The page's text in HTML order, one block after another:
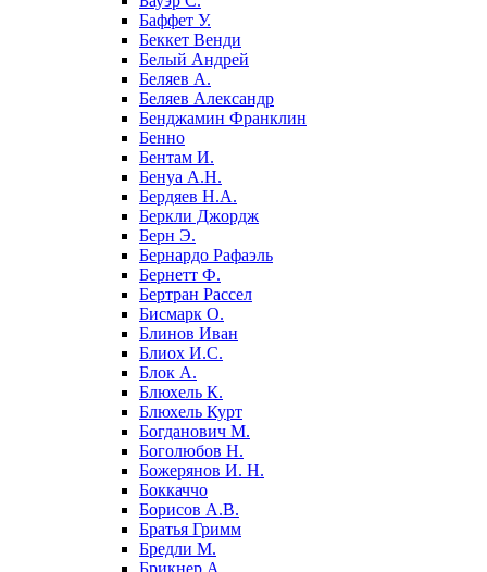
Баффет У.
Беккет Венди
Белый Андрей
Беляев А.
Беляев Александр
Бенджамин Франклин
Бенно
Бентам И.
Бенуа А.Н.
Бердяев Н.А.
Беркли Джордж
Берн Э.
Бернардо Рафаэль
Бернетт Ф.
Бертран Рассел
Бисмарк О.
Блинов Иван
Блиох И.С.
Блок А.
Блюхель К.
Блюхель Курт
Богданович М.
Боголюбов Н.
Божерянов И. Н.
Боккаччо
Борисов А.В.
Братья Гримм
Бредли М.
Брикнер А.